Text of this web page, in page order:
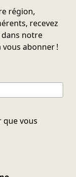
région,
recevez
notre
vous abonner !
que vous